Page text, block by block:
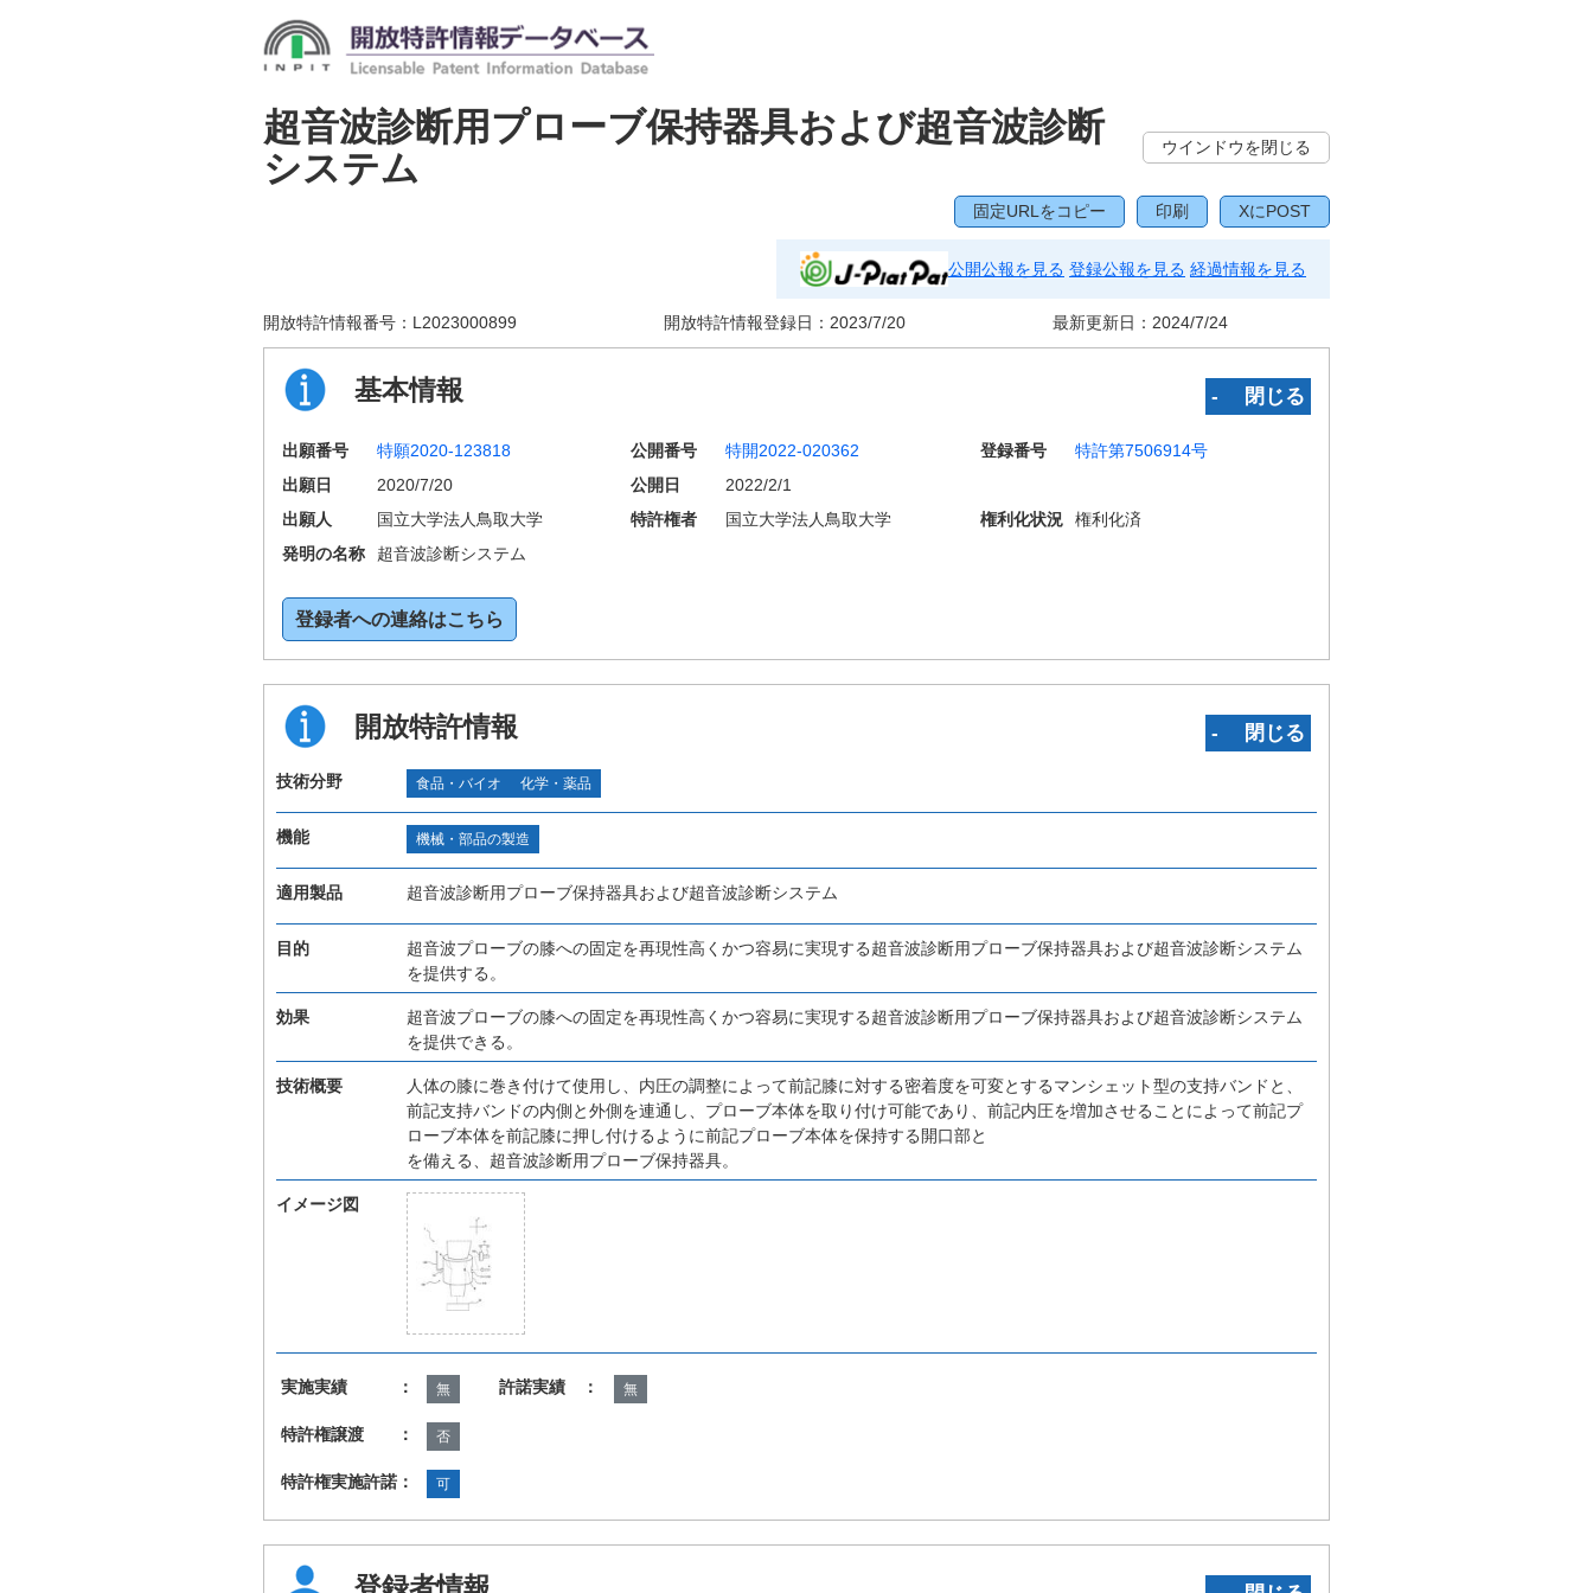
超音波診断用プローブ保持器具および超音波診断
システム
ウインドウを閉じる
固定URLをコピー 印刷 XにPOST
公開公報を見る 登録公報を見る 経過情報を見る
開放特許情報番号： L2023000899 開放特許情報登録日： 2023/7/20 最新更新日： 2024/7/24
基本情報 ‐ 閉じる
出願番号 特願2020-123818 公開番号 特開2022-020362 登録番号
特許第7506914号
出願日
2020/7/20 公開日
2022/2/1
出願人
国立大学法人鳥取大学 特許権者 国立大学法人鳥取大学 権利化状況
権利化済
発明の名称
超音波診断システム
登録者への連絡はこちら
開放特許情報 ‐ 閉じる
技術分野 食品・バイオ 化学・薬品
機能 機械・部品の製造
適用製品 超音波診断用プローブ保持器具および超音波診断システム
目的
超音波プローブの膝への固定を再現性高くかつ容易に実現する超音波診断用プローブ保持器具および超音波診断システム
を提供する。
効果
超音波プローブの膝への固定を再現性高くかつ容易に実現する超音波診断用プローブ保持器具および超音波診断システム
を提供できる。
技術概要
人体の膝に巻き付けて使用し、内圧の調整によって前記膝に対する密着度を可変とするマンシェット型の支持バンドと、
前記支持バンドの内側と外側を連通し、プローブ本体を取り付け可能であり、前記内圧を増加させることによって前記プ
ローブ本体を前記膝に押し付けるように前記プローブ本体を保持する開口部と
を備える、超音波診断用プローブ保持器具。
イメージ図
実施実績 ： 無 許諾実績 ： 無
特許権譲渡 ： 否
特許権実施許諾： 可